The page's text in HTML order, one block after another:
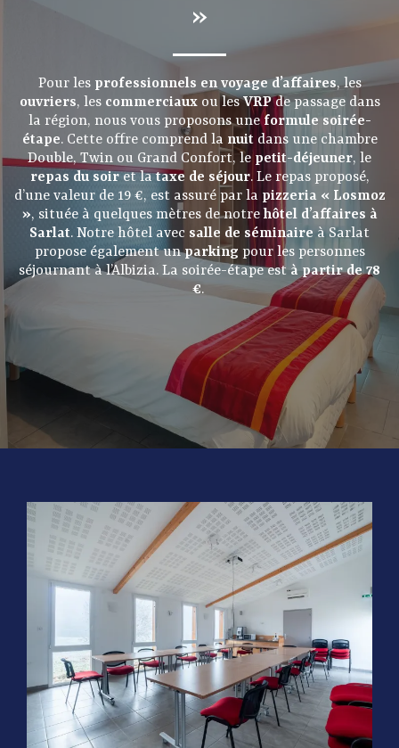
»
Pour les professionnels en voyage d’affaires, les
ouvriers, les commerciaux ou lesVRPde passage dans
la région, nous vous proposons une formule soirée-
étape. Cette offre comprend la nuit dans une chambre
Double, Twin ou Grand Confort, le petit-déjeuner, le
repas du soiret lataxe de séjour. Le repas proposé,
d’une valeur de 19 €, est assuré par la pizzeria « Losmoz
», située à quelques mètres de notre hôtel d’affaires à
Sarlat. Notre hôtel avec salle de séminaire à Sarlat
propose également unparking pour les personnes
séjournant à l’Albizia. La soirée-étape est à partir de 78
€.